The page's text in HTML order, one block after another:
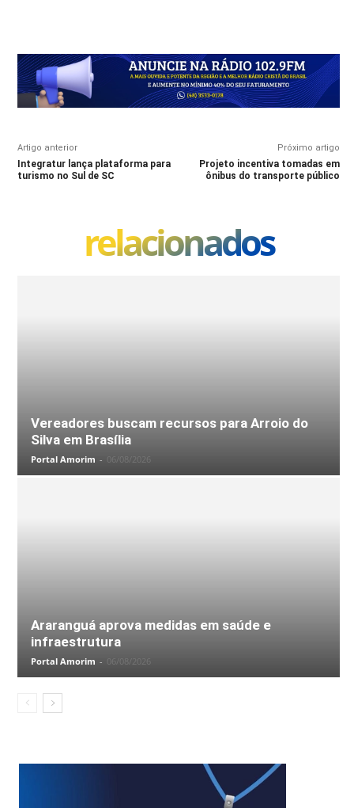
Artigo anterior
Integratur lança plataforma para
turismo no Sul de SC
Próximo artigo
Projeto incentiva tomadas em
ônibus do transporte público
relacionados
Vereadores buscam recursos para Arroio do
Silva em Brasília
Portal Amorim - 06/08/2026
Araranguá aprova medidas em saúde e
infraestrutura
Portal Amorim - 06/08/2026